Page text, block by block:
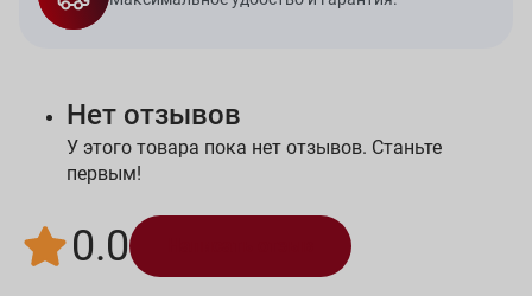
Нет отзывов
У этого товара пока нет отзывов. Станьте
первым!
0.0